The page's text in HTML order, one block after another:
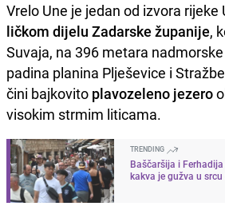
Vrelo Une je jedan od izvora rijeke
ličkom dijelu Zadarske županije,
Suvaja, na 396 metara
padina planina Plješevice i
čini bajkovito plavozeleno jezero
visokim strmim liticama.
TRENDING
Baščaršija i
kakva je gužva u srcu